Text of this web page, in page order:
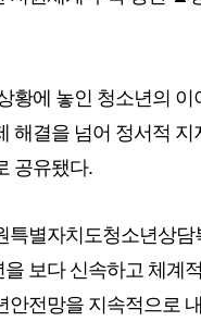
황에 놓인 청소년의
해결을 넘어 정서적
공유됐다.
특별자치도청소년상담
보다 신속하고 체계
안전망을 지속적으로